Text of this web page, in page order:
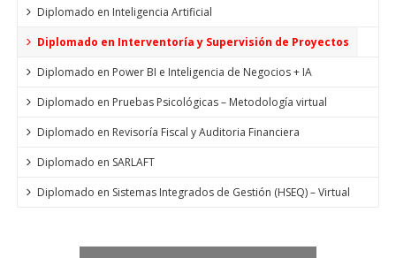
Diplomado en Inteligencia Artificial
Diplomado en Interventoría y Supervisión de Proyectos
Diplomado en Power BI e Inteligencia de Negocios + IA
Diplomado en Pruebas Psicológicas – Metodología virtual
Diplomado en Revisoría Fiscal y Auditoria Financiera
Diplomado en SARLAFT
Diplomado en Sistemas Integrados de Gestión (HSEQ) – Virtual